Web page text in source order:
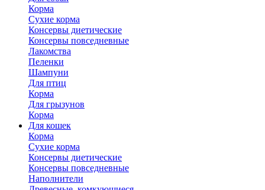
Корма
Сухие корма
Консервы диетические
Консервы повседневные
Лакомства
Пеленки
Шампуни
Для птиц
Корма
Для грызунов
Корма
Для кошек
Корма
Сухие корма
Консервы диетические
Консервы повседневные
Наполнители